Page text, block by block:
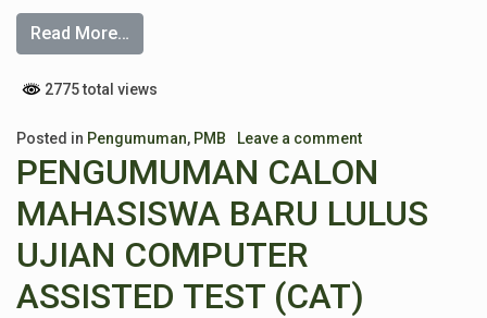
Read More…
2775 total views
Posted in Pengumuman, PMB Leave a comment
PENGUMUMAN CALON
MAHASISWA BARU LULUS
UJIAN COMPUTER
ASSISTED TEST (CAT)